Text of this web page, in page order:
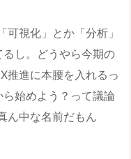
視化」とか「分析」
し。どうやら今期の
推進に本腰を入れるっ
始めよう？って議論
ん中な名前だもん